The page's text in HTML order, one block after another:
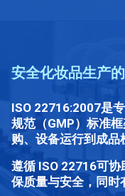
安全化妆品生产
ISO 22716:2007是
规范（GMP）标准
购、设备运行到成品
遵循 ISO 22716可
保质量与安全，同时